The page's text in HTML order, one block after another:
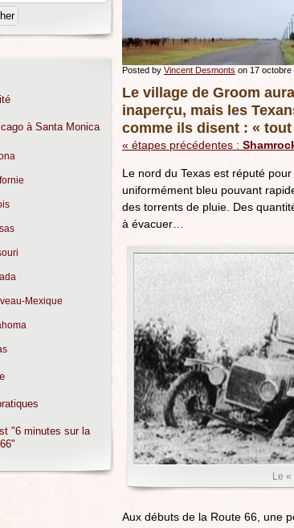
Posted by Vincent Desmonts on 17 octobre
Le village de Groom
inaperçu, mais les
comme ils disent : «
« étapes précédentes :
Le nord du Texas est réputé
uniformément bleu pouvant
des torrents de pluie. Des
à évacuer…
Le
Aux débuts de la Route 66, une
à Santa Monica
Mexique
"6 minutes sur la